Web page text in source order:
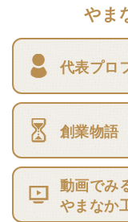
やま
代表プロ
創業物語
動画でみ
やまなか